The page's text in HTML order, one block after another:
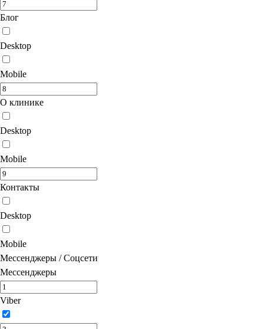
Блог
Desktop
Mobile
О клинике
Desktop
Mobile
Контакты
Desktop
Mobile
Мессенджеры / Соцсети
Мессенджеры
Viber